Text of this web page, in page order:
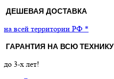
ДЕШЕВАЯ ДОСТАВКА
на всей территории РФ *
ГАРАНТИЯ НА ВСЮ ТЕХНИКУ
до 3-х лет!